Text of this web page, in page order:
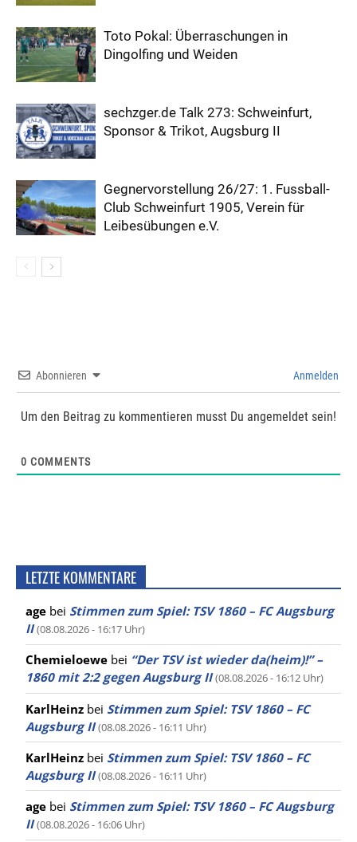
Toto Pokal: Überraschungen in
Dingolfing und Weiden
sechzger.de Talk 273: Schweinfurt,
Sponsor & Trikot, Augsburg II
Gegnervorstellung 26/27: 1. Fussball-
Club Schweinfurt 1905, Verein für
Leibesübungen e.V.
Abonnieren Anmelden
Um den Beitrag zu kommentieren musst Du angemeldet sein!
0 COMMENTS
LETZTE KOMMENTARE
age bei Stimmen zum Spiel: TSV 1860 – FC Augsburg
II (08.08.2026 - 16:17 Uhr)
Chemieloewe bei “Der TSV ist wieder da(heim)!” –
1860 mit 2:2 gegen Augsburg II (08.08.2026 - 16:12 Uhr)
KarlHeinz bei Stimmen zum Spiel: TSV 1860 – FC
Augsburg II (08.08.2026 - 16:11 Uhr)
KarlHeinz bei Stimmen zum Spiel: TSV 1860 – FC
Augsburg II (08.08.2026 - 16:11 Uhr)
age bei Stimmen zum Spiel: TSV 1860 – FC Augsburg
II (08.08.2026 - 16:06 Uhr)